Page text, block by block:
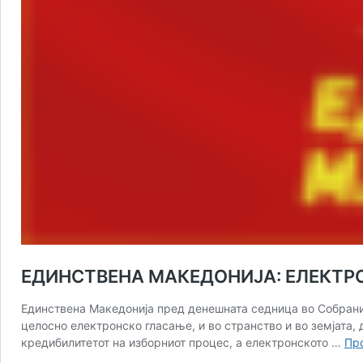
ЕДИНСТВЕНА МАКЕДОНИЈА:
Единствена Македонија пред денешната седница во
целосно електронско гласање, и во странство и во земјата,
кредибилитетот на изборниот процес, а електронското …